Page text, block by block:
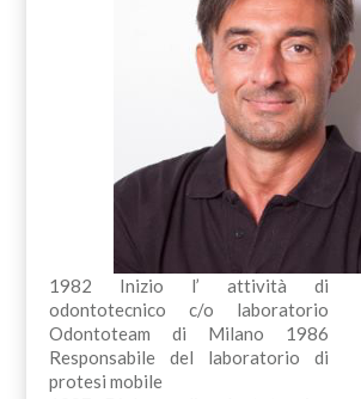
1982 Inizio l’ attività di
odontotecnico c/o laboratorio
Odontoteam di Milano 1986
Responsabile del laboratorio di
protesi mobile